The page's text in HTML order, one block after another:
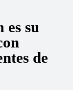
su
de